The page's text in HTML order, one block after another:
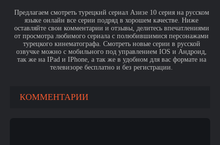
Предлагаем смотреть турецкий сериал Азизе 10 серия на русском
языке онлайн все серии подряд в хорошем качестве. Ниже
оставляйте свои комментарии и отзывы, делитесь впечатлениями
от просмотра любимого сериала с полюбившимися персонажами
турецкого кинематографа. Смотреть новые серии в русской
озвучке можно с мобильного под управлением IOS и Андроид,
так же на IPad и IPhone, а так же в удобном для вас формате на
телевизоре бесплатно и без регистрации.
КОММЕНТАРИИ